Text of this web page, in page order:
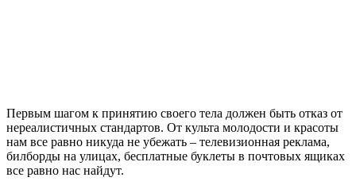
Первым шагом к принятию своего тела должен быть отказ от
нереалистичных стандартов. От культа молодости и красоты
нам все равно никуда не убежать – телевизионная реклама,
билборды на улицах, бесплатные буклеты в почтовых ящиках
все равно нас найдут.